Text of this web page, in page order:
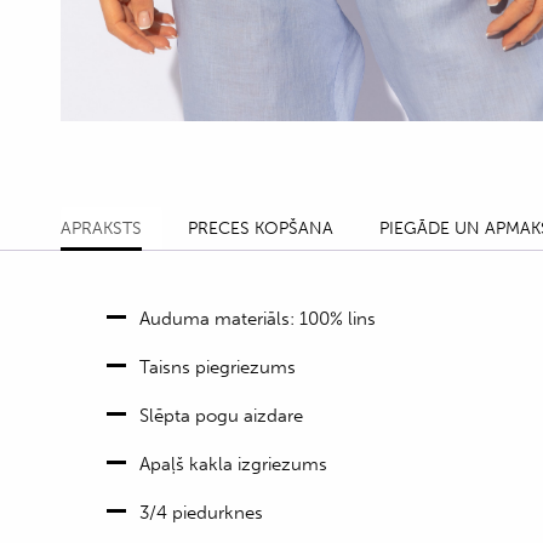
APRAKSTS PRECES KOPŠANA PIEGĀDE UN
Auduma materiāls: 100% lins
Taisns piegriezums
Slēpta pogu aizdare
Apaļš kakla izgriezums
3/4 piedurknes